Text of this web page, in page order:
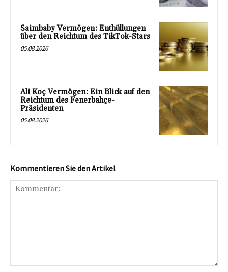
Saimbaby Vermögen: Enthüllungen
über den Reichtum des TikTok-Stars
05.08.2026
Ali Koç Vermögen: Ein Blick auf den
Reichtum des Fenerbahçe-
Präsidenten
05.08.2026
Kommentieren Sie den Artikel